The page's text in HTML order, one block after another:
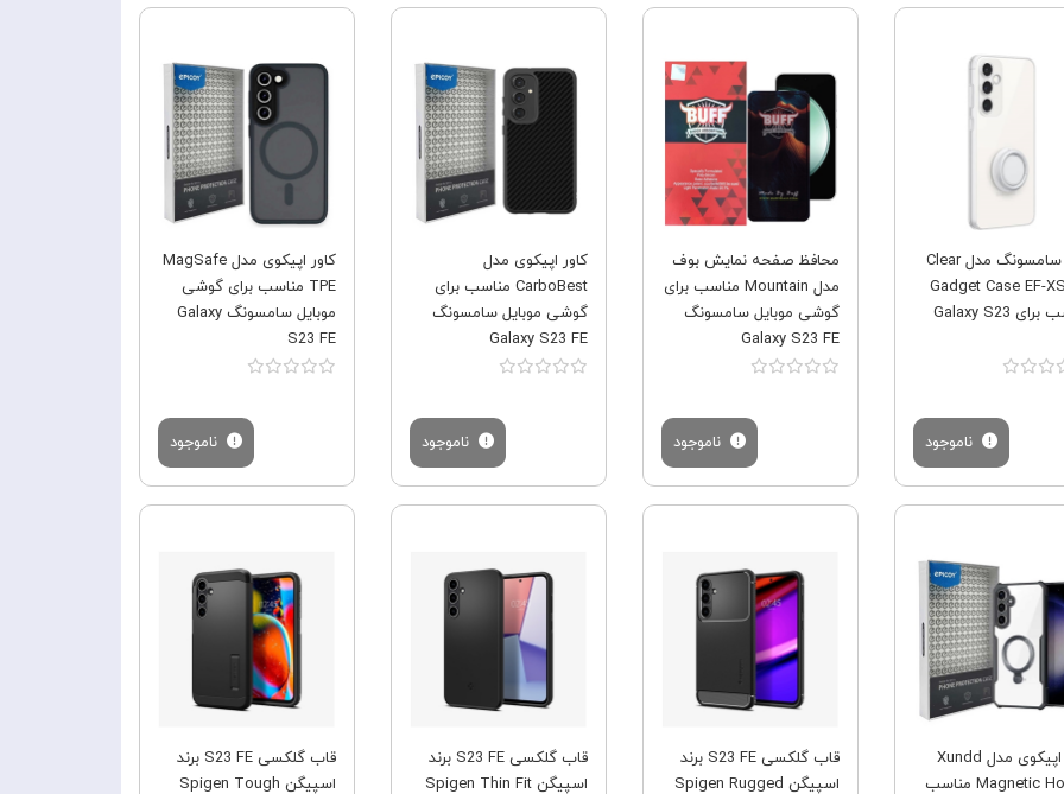
کاور سامسونگ مدل Clear
Gadget Case EF-
مناسب برای Galaxy S23
ناموجود
محافظ صفحه نمایش بوف
مدل Mountain مناسب برای
گوشی موبایل سامسونگ
Galaxy S23 FE
ناموجود
کاور اپیکوی مدل
CarboBest مناسب برای
گوشی موبایل سامسونگ
Galaxy S23 FE
ناموجود
کاور اپیکوی مدل MagSafe
TPE مناسب برای گوشی
موبایل سامسونگ Galaxy
S23 FE
ناموجود
کاور اپیکوی مدل Xundd
Magnetic Holder مناسب
قاب گلکسی S23 FE برند
اسپیگن Spigen Rugged
قاب گلکسی S23 FE برند
اسپیگن Spigen Thin Fit
قاب گلکسی S23 FE برند
اسپیگن Spigen Tough